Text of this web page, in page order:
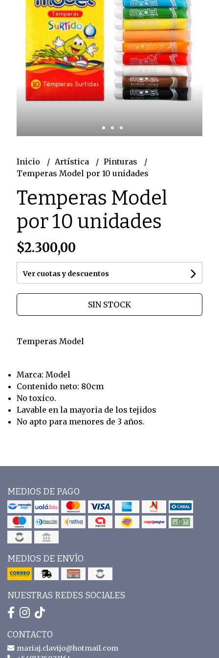
Inicio Artística
Pinturas
Temperas Model por 10 unidades
Temperas Model
por 10 unidades
$2.300,00
Ver cuotas y descuentos
SIN STOCK
Temperas Model
Marca: Model
Contenido neto: 80cm
No toxico.
Lavable en la mayoria de los tejidos
No apto para menores de 3 años.
MEDIOS DE PAGO
MEDIOS DE ENVÍO
NUESTRAS REDES SOCIALES
CONTACTO
mariaj.clavijo@hotmail.com